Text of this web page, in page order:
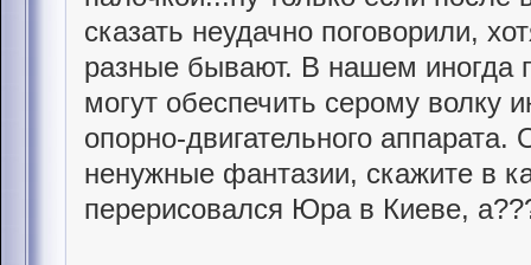
сказать неудачно поговорили,
разные бывают. В нашем иногда
могут обеспечить серому волку
опорно-двигательного
ненужные фантазии, скажите в
перерисовался Юра в Киеве,